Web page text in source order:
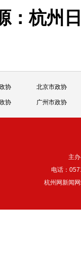
：杭
协 北京市政协
协 广州市政协
主
电话：
杭州网新闻